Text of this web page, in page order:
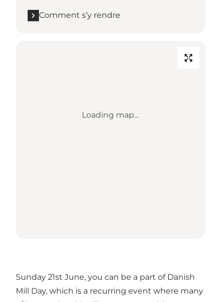
Comment s’y rendre
Loading map...
Sunday 21st June, you can be a part of Danish
Mill Day, which is a recurring event where many